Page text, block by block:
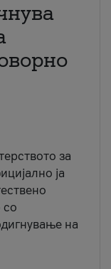
за
ја
со
на